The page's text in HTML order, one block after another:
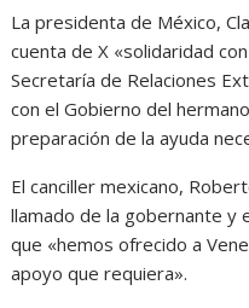
La presidenta de México,
cuenta de X «solidaridad
Secretaría de Relaciones
con el Gobierno del
preparación de la ayuda
El canciller mexicano,
llamado de la gobernante y
que «hemos ofrecido a
apoyo que requiera».